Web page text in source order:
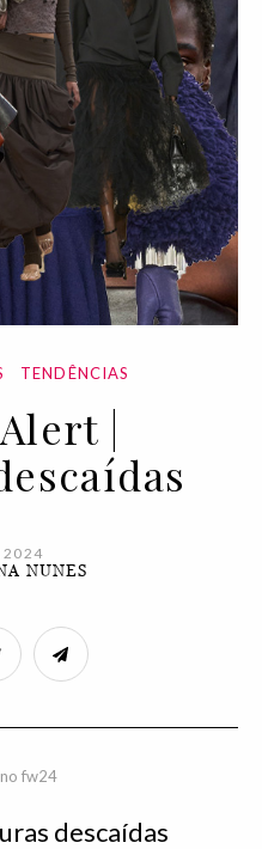
TENDÊNCIAS
|
2024
NUNES
fw24
descaídas